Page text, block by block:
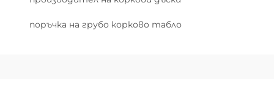
поръчка на грубо корково табло